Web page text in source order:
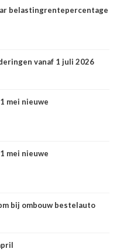
belastingrentepercentage
vanaf 1 juli 2026
mei nieuwe
mei nieuwe
bij ombouw bestelauto